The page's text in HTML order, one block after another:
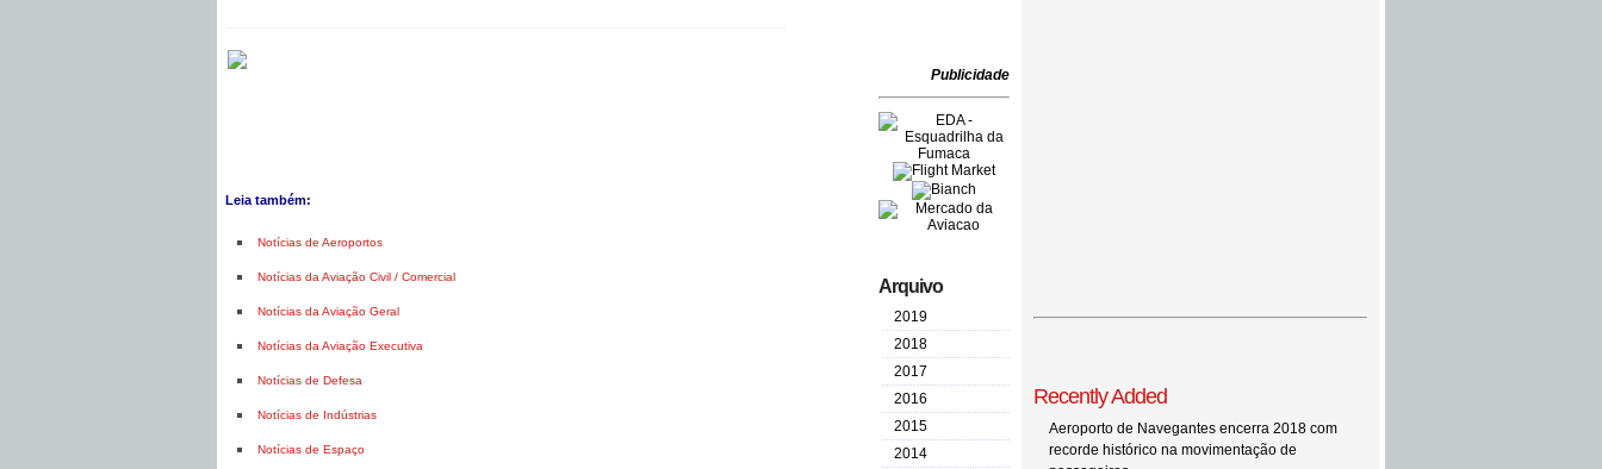
Leia também:
Notícias de Aeroportos
Notícias da Aviação Civil / Comercial
Notícias da Aviação Geral
Notícias da Aviação Executiva
Notícias de Defesa
Notícias de Indústrias
Notícias de Espaço
Publicidade
Arquivo
2019
2018
2017
2016
2015
2014
Recently Added
Aeroporto de Navegantes encerra 2018 com
recorde histórico na movimentação de